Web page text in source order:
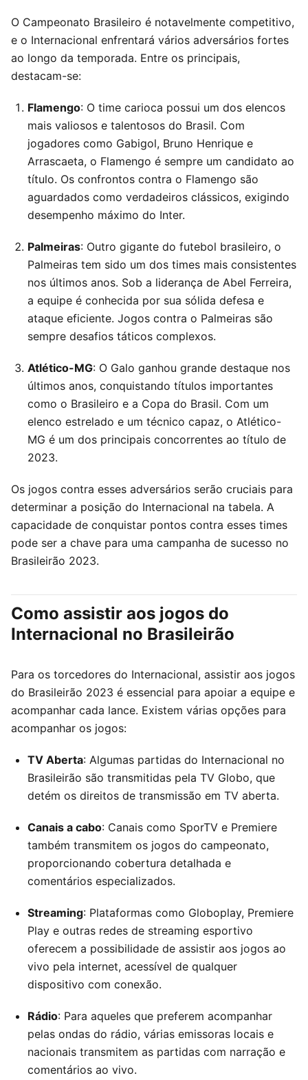
O Campeonato Brasileiro é notavelmente competitivo,
e o Internacional enfrentará vários adversários fortes
ao longo da temporada. Entre os principais,
destacam-se:
Flamengo: O time carioca possui um dos elencos
mais valiosos e talentosos do Brasil. Com
jogadores como Gabigol, Bruno Henrique e
Arrascaeta, o Flamengo é sempre um candidato ao
título. Os confrontos contra o Flamengo são
aguardados como verdadeiros clássicos, exigindo
desempenho máximo do Inter.
Palmeiras: Outro gigante do futebol brasileiro, o
Palmeiras tem sido um dos times mais consistentes
nos últimos anos. Sob a liderança de Abel Ferreira,
a equipe é conhecida por sua sólida defesa e
ataque eficiente. Jogos contra o Palmeiras são
sempre desafios táticos complexos.
Atlético-MG: O Galo ganhou grande destaque nos
últimos anos, conquistando títulos importantes
como o Brasileiro e a Copa do Brasil. Com um
elenco estrelado e um técnico capaz, o Atlético-
MG é um dos principais concorrentes ao título de
2023.
Os jogos contra esses adversários serão cruciais para
determinar a posição do Internacional na tabela. A
capacidade de conquistar pontos contra esses times
pode ser a chave para uma campanha de sucesso no
Brasileirão 2023.
Como assistir aos jogos do
Internacional no Brasileirão
Para os torcedores do Internacional, assistir aos jogos
do Brasileirão 2023 é essencial para apoiar a equipe e
acompanhar cada lance. Existem várias opções para
acompanhar os jogos:
TV Aberta: Algumas partidas do Internacional no
Brasileirão são transmitidas pela TV Globo, que
detém os direitos de transmissão em TV aberta.
Canais a cabo: Canais como SporTV e Premiere
também transmitem os jogos do campeonato,
proporcionando cobertura detalhada e
comentários especializados.
Streaming: Plataformas como Globoplay, Premiere
Play e outras redes de streaming esportivo
oferecem a possibilidade de assistir aos jogos ao
vivo pela internet, acessível de qualquer
dispositivo com conexão.
Rádio: Para aqueles que preferem acompanhar
pelas ondas do rádio, várias emissoras locais e
nacionais transmitem as partidas com narração e
comentários ao vivo.